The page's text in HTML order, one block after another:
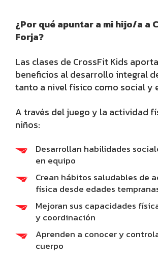
¿Por qué apuntar a mi hijo/a a
Forja?
Las clases de CrossFit Kids
beneficios al desarrollo integral
tanto a nivel físico como social y
A través del juego y la actividad
niños:
Desarrollan habilidades
en equipo
Crean hábitos saludables de
física desde edades
Mejoran sus capacidades
y coordinación
Aprenden a conocer y
cuerpo